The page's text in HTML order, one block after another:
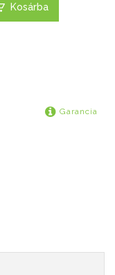
Kosárba
Garancia